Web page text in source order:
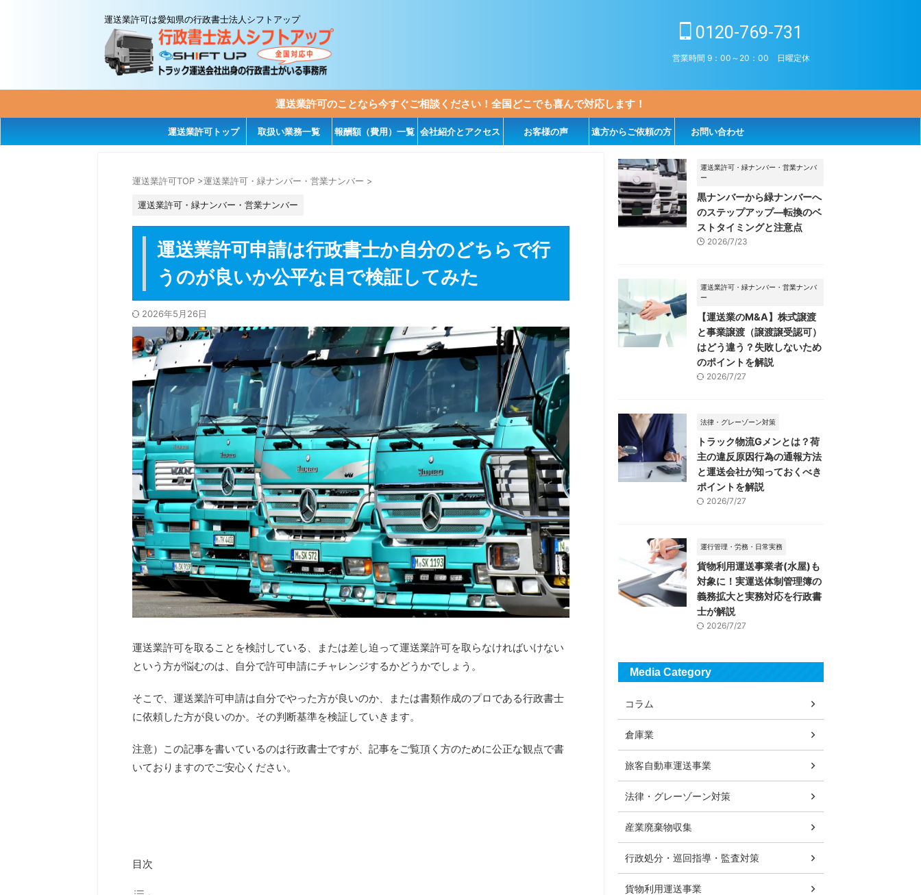
運送業許可は愛知県の行政書士法人シフトアップ
0120-769-731
営業時間 9：00～20：00 日曜定休
運送業許可のことなら今すぐご相談ください！全国どこでも喜んで対応します！
運送業許可トップ 取扱い業務一覧 報酬額（費用）一覧 会社紹介とアクセス お客様の声 遠方からご依頼の方 お問い合わせ
運送業許可TOP >運送業許可・緑ナンバー・営業ナンバー >
運送業許可・緑ナンバー・営業ナンバー
運送業許可申請は行政書士か自分のどちらで行
うのが良いか公平な目で検証してみた
2026年5月26日
運送業許可を取ることを検討している、または差し迫って運送業許可を取らなければいけない
という方が悩むのは、自分で許可申請にチャレンジするかどうかでしょう。
そこで、運送業許可申請は自分でやった方が良いのか、または書類作成のプロである行政書士
に依頼した方が良いのか。その判断基準を検証していきます。
注意）この記事を書いているのは行政書士ですが、記事をご覧頂く方のために公正な観点で書
いておりますのでご安心ください。
目次
運送業許可・緑ナンバー・営業ナンバ
ー
黒ナンバーから緑ナンバーへ
のステップアップ―転換のベ
ストタイミングと注意点
2026/7/23
運送業許可・緑ナンバー・営業ナンバ
ー
【運送業のM&A】株式譲渡
と事業譲渡（譲渡譲受認可）
はどう違う？失敗しないため
のポイントを解説
2026/7/27
法律・グレーゾーン対策
トラック物流Gメンとは？荷
主の違反原因行為の通報方法
と運送会社が知っておくべき
ポイントを解説
2026/7/27
運行管理・労務・日常実務
貨物利用運送事業者(水屋)も
対象に！実運送体制管理簿の
義務拡大と実務対応を行政書
士が解説
2026/7/27
Media Category
コラム
倉庫業
旅客自動車運送事業
法律・グレーゾーン対策
産業廃棄物収集
行政処分・巡回指導・監査対策
貨物利用運送事業